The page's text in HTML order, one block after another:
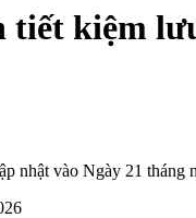
tiết kiệm
nhật vào Ngày 21 tháng